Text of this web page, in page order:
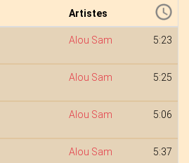
Artistes
Alou Sam 5:23
Alou Sam 5:25
Alou Sam 5:06
Alou Sam 5:37